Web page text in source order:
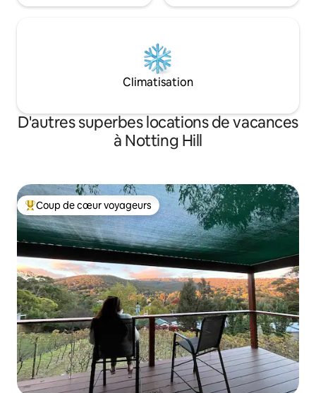
Climatisation
D'autres superbes locations de vacances
à Notting Hill
Coup de cœur voyageurs parmi les plus aimés
Coup de cœur voyageurs